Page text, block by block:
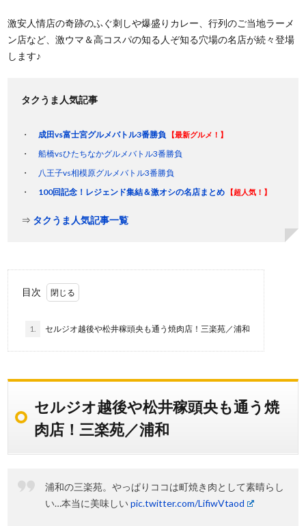
激安人情店の奇跡のふぐ刺しや爆盛りカレー、行列のご当地ラーメ
ン店など、激ウマ＆高コスパの知る人ぞ知る穴場の名店が続々登場
します♪
タクうま人気記事
成田vs富士宮グルメバトル3番勝負 【最新グルメ！】
船橋vsひたちなかグルメバトル3番勝負
八王子vs相模原グルメバトル3番勝負
100回記念！レジェンド集結＆激オシの名店まとめ
【超人気！】
⇒ タクうま人気記事一覧
目次
1. セルジオ越後や松井稼頭央も通う焼肉店！三楽苑／浦和
セルジオ越後や松井稼頭央も通う焼
肉店！三楽苑／浦和
浦和の三楽苑。やっぱりココは町焼き肉として素晴らし
い…本当に美味しいpic.twitter.com/LifiwVtaod